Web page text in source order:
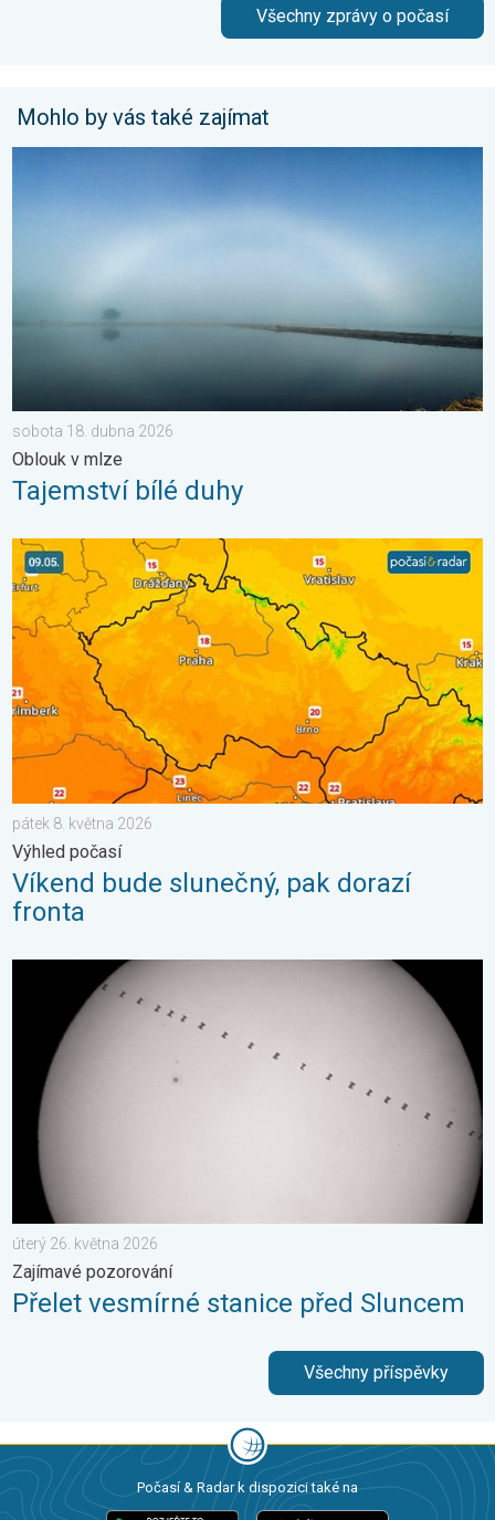
Všechny zprávy o počasí
Mohlo by vás také zajímat
sobota 18. dubna 2026
Oblouk v mlze
Tajemství bílé duhy
Víkend bude slunečný, pak dorazí fronta. Výhled počasí. . .
pátek 8. května 2026
Výhled počasí
Víkend bude slunečný, pak dorazí
fronta
Přelet vesmírné stanice před Sluncem. Zajímavé pozorování.
úterý 26. května 2026
Zajímavé pozorování
Přelet vesmírné stanice před Sluncem
Všechny příspěvky
Počasí & Radar k dispozici také na